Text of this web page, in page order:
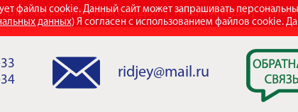
файлы cookie. Данный сайт может запрашивать
данных) Я согласен с использованием файлов cookie.
ВЫСТАВОЧНЫХ СТЕНДОВ НАШИ НАГРАДЫ
ridjey@mail.ru